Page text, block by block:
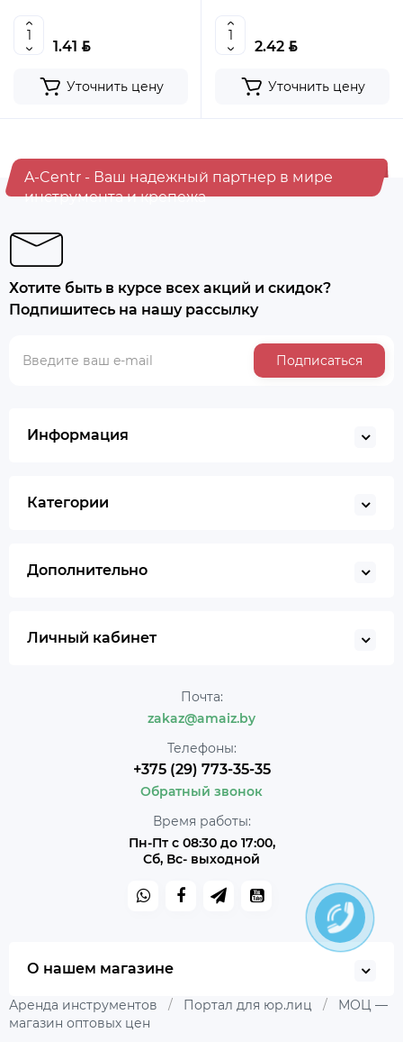
1.41 BYN
Уточнить цену
2.42 BYN
Уточнить цену
A-Centr - Ваш надежный партнер в мире
инструмента и крепежа
Хотите быть в курсе всех акций и скидок?
Подпишитесь на нашу рассылку
Подписаться
Информация
Категории
Дополнительно
Личный кабинет
Почта:
zakaz@amaiz.by
Телефоны:
+375 (29) 773-35-35
Обратный звонок
Время работы:
Пн-Пт с 08:30 до 17:00,
Сб, Вс- выходной
О нашем магазине
Аренда инструментов / Портал для юр.лиц /
МОЦ —
магазин оптовых цен